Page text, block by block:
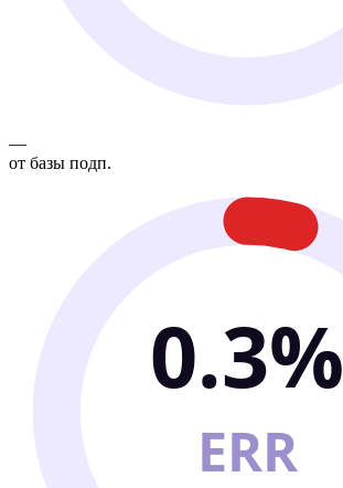
—
от базы подп.
0.3%
ERR